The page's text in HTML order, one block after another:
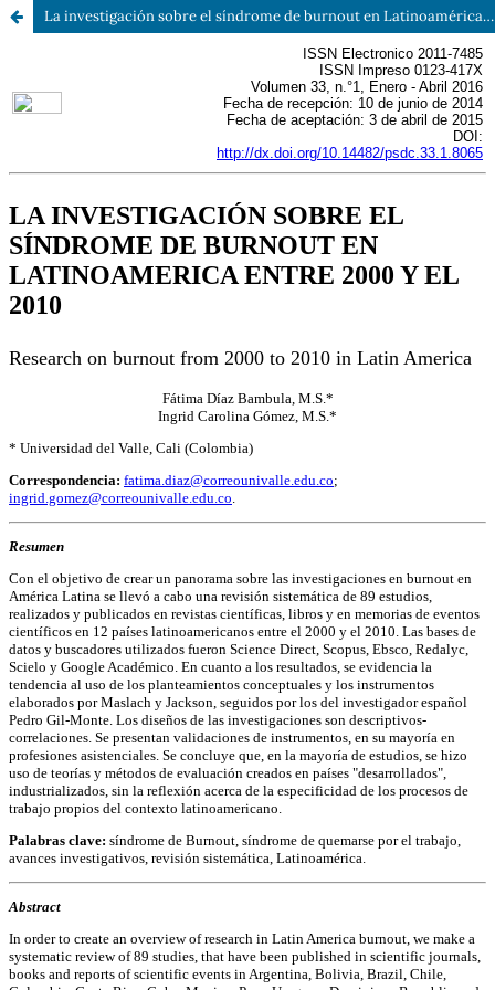
La investigación sobre el síndrome de burnout en Latinoamérica entre el 2000 y el 2010